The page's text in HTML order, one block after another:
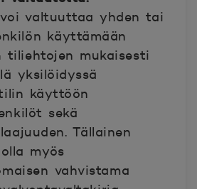
valtuuttaa yhden tai
käyttämään
tiliehtojen mukaisesti
yksilöidyssä
käyttöön
sekä
Tällainen
myös
vahvistama